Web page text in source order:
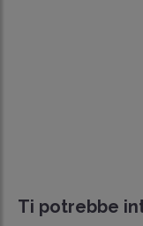
Ti potrebbe